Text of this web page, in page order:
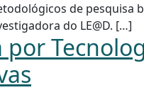
de pesquisa
do LE@D. […]
por